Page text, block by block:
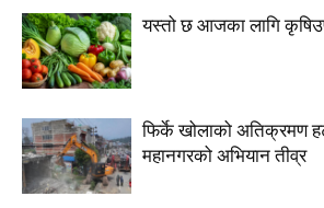
यस्तो छ आजका लागि
फिर्के खोलाको अतिक्रमण
महानगरको अभियान तीव्र